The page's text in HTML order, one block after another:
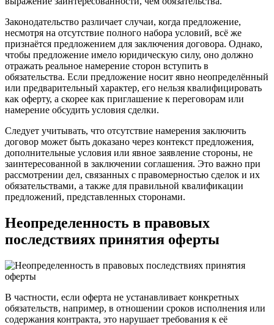
Законодательство различает случаи, когда предложение,
несмотря на отсутствие полного набора условий, всё же
признаётся предложением для заключения договора. Однако,
чтобы предложение имело юридическую силу, оно должно
отражать реальное намерение сторон вступить в
обязательства. Если предложение носит явно неопределённый
или предварительный характер, его нельзя квалифицировать
как оферту, а скорее как приглашение к переговорам или
намерение обсудить условия сделки.
Следует учитывать, что отсутствие намерения заключить
договор может быть доказано через контекст предложения,
дополнительные условия или явное заявление стороны, не
заинтересованной в заключении соглашения. Это важно при
рассмотрении дел, связанных с правомерностью сделок и их
обязательствами, а также для правильной квалификации
предложений, представленных сторонами.
Неопределенность в правовых
последствиях принятия оферты
В частности, если оферта не устанавливает конкретных
обязательств, например, в отношении сроков исполнения или
содержания контракта, это нарушает требования к её